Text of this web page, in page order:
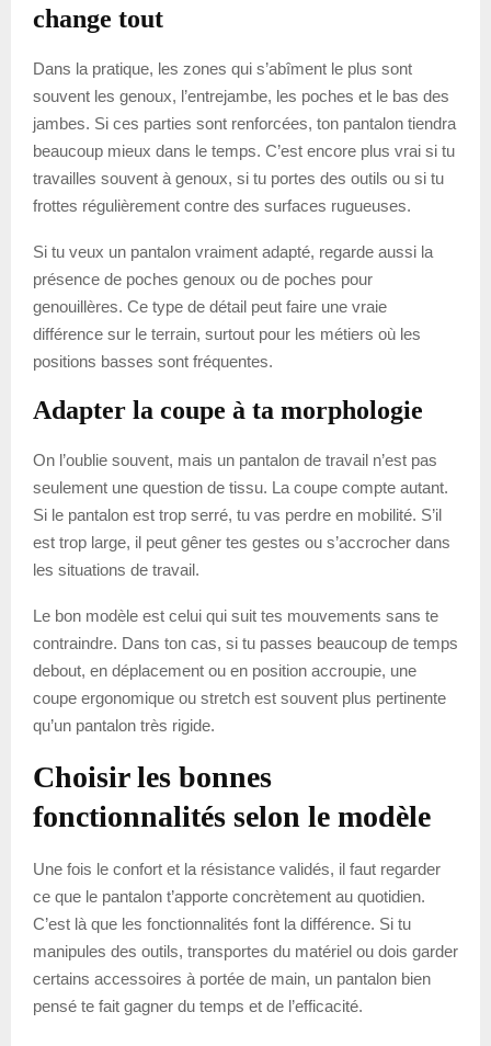
change tout
Dans la pratique, les zones qui s’abîment le plus sont
souvent les genoux, l’entrejambe, les poches et le bas des
jambes. Si ces parties sont renforcées, ton pantalon tiendra
beaucoup mieux dans le temps. C’est encore plus vrai si tu
travailles souvent à genoux, si tu portes des outils ou si tu
frottes régulièrement contre des surfaces rugueuses.
Si tu veux un pantalon vraiment adapté, regarde aussi la
présence de poches genoux ou de poches pour
genouillères. Ce type de détail peut faire une vraie
différence sur le terrain, surtout pour les métiers où les
positions basses sont fréquentes.
Adapter la coupe à ta morphologie
On l’oublie souvent, mais un pantalon de travail n’est pas
seulement une question de tissu. La coupe compte autant.
Si le pantalon est trop serré, tu vas perdre en mobilité. S’il
est trop large, il peut gêner tes gestes ou s’accrocher dans
les situations de travail.
Le bon modèle est celui qui suit tes mouvements sans te
contraindre. Dans ton cas, si tu passes beaucoup de temps
debout, en déplacement ou en position accroupie, une
coupe ergonomique ou stretch est souvent plus pertinente
qu’un pantalon très rigide.
Choisir les bonnes
fonctionnalités selon le modèle
Une fois le confort et la résistance validés, il faut regarder
ce que le pantalon t’apporte concrètement au quotidien.
C’est là que les fonctionnalités font la différence. Si tu
manipules des outils, transportes du matériel ou dois garder
certains accessoires à portée de main, un pantalon bien
pensé te fait gagner du temps et de l’efficacité.